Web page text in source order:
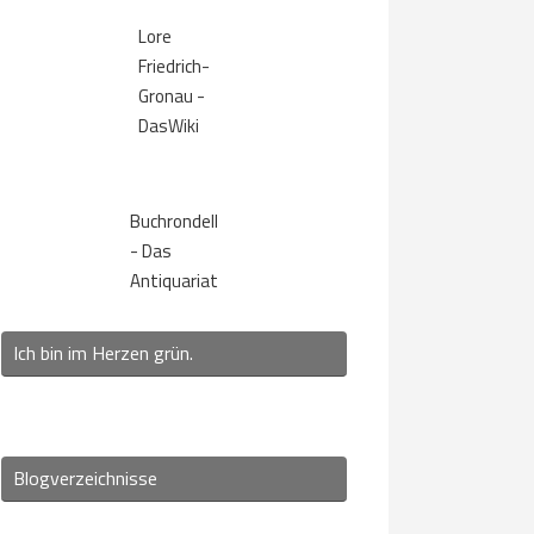
Lore
Friedrich-
Gronau -
DasWiki
Buchrondell
- Das
Antiquariat
Ich bin im Herzen grün.
Blogverzeichnisse